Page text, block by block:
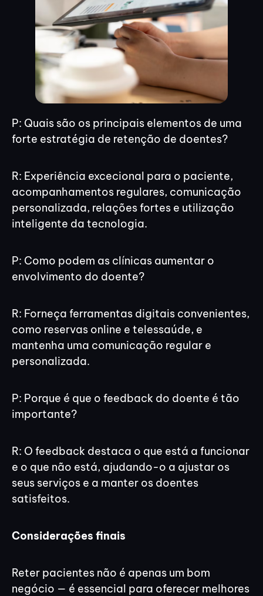
P: Quais são os principais elementos de uma
forte estratégia de retenção de doentes?
R: Experiência excecional para o paciente,
acompanhamentos regulares, comunicação
personalizada, relações fortes e utilização
inteligente da tecnologia.
P: Como podem as clínicas aumentar o
envolvimento do doente?
R: Forneça ferramentas digitais convenientes,
como reservas online e telessaúde, e
mantenha uma comunicação regular e
personalizada.
P: Porque é que o feedback do doente é tão
importante?
R: O feedback destaca o que está a funcionar
e o que não está, ajudando-o a ajustar os
seus serviços e a manter os doentes
satisfeitos.
Considerações finais
Reter pacientes não é apenas um bom
negócio — é essencial para oferecer melhores